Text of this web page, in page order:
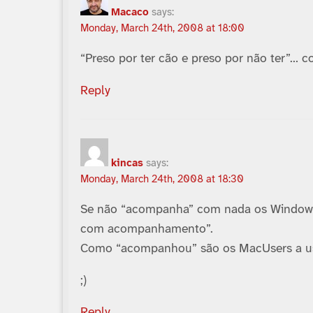
Macaco says:
Monday, March 24th, 2008 at 18:00
“Preso por ter cão e preso por não ter”…
Reply
kincas says:
Monday, March 24th, 2008 at 18:30
Se não “acompanha” com nada os
com acompanhamento”.
Como “acompanhou” são os MacUsers a
;)